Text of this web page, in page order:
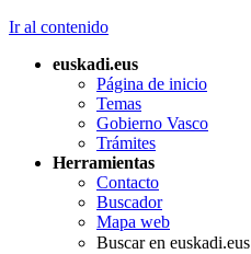
Ir al contenido
euskadi.eus
Página de inicio
Temas
Gobierno Vasco
Trámites
Herramientas
Contacto
Buscador
Mapa web
Buscar en euskadi.eus